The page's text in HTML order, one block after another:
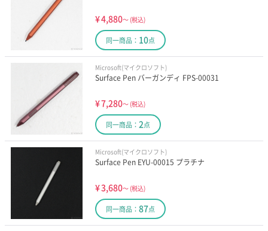
¥4,880～ (税込)
同一商品： 10点
Microsoft(マイクロソフト)
Surface Pen バーガンディ FPS-00031
¥7,280～ (税込)
同一商品： 2点
Microsoft(マイクロソフト)
Surface Pen EYU-00015 プラチナ
¥3,680～ (税込)
同一商品： 87点